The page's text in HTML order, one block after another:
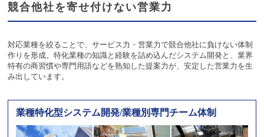
競合他社を寄せ付けない営業力
対応業種を絞ることで、サービス力・営業力で競合他社に負けない体制
作りを形成。特化業種の知識と経験を詰め込んだシステム開発と、業界
特有の商習慣や専門用語などを熟知した提案力が、安定した営業力を生
み出しています。
業種特化型システム開発/業種別専門チーム体制